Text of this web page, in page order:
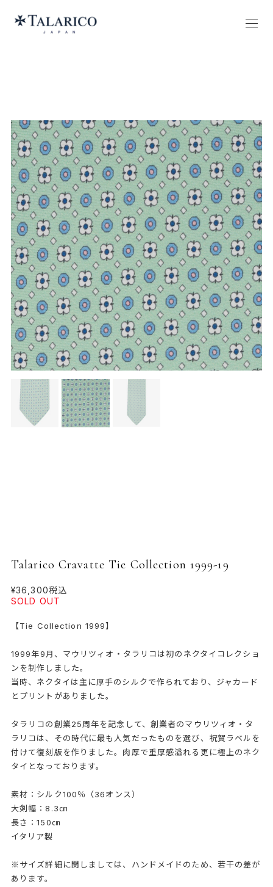
Talarico Cravatte Tie Collection 1999-19
¥36,300税込
SOLD OUT
【Tie Collection 1999】
1999年9月、マウリツィオ・タラリコは初のネクタイコレクショ
ンを制作しました。
当時、ネクタイは主に厚手のシルクで作られており、ジャカード
とプリントがありました。
タラリコの創業25周年を記念して、創業者のマウリツィオ・タ
ラリコは、その時代に最も人気だったものを選び、祝賀ラベルを
付けて復刻版を作りました。肉厚で重厚感溢れる更に極上のネク
タイとなっております。
素材：シルク100％（36オンス）
大剣幅：8.3㎝
長さ：150㎝
イタリア製
※サイズ詳細に関しましては、ハンドメイドのため、若干の差が
あります。